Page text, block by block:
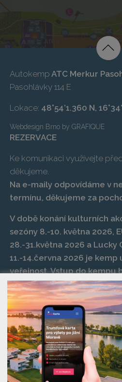
Autokemp ATC Merkur
Pasohlávky 114 E
Lokace: 48°54’1.360 N,
Webdesign Brno by GRAFIQUE
REZERVACE
Ke komunikaci využívejte
děkujeme.
Na e-maily odpovídáme v
termínu, děkujeme za
V době konání kulturních
sezóny 8.-10. května 2026,
28.-31.května 2026 a Lucky
11.-14.června 2026 je kemp
veřejnost. Vstup do kempu
po zaplacení vstupenky na
Telefon:+420 519 427 714,539
E-mail:camp@pasohlavky.cz
SPOJTE SE S NÁMI